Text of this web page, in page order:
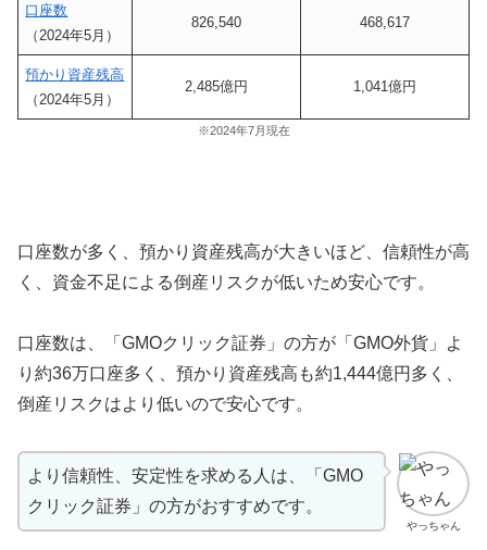
口座数
（2024年5月）
826,540 468,617
預かり資産残高
（2024年5月）
2,485億円 1,041億円
※2024年7月現在
口座数が多く、預かり資産残高が大きいほど、信頼性が高
く、資金不足による倒産リスクが低いため安心です。
口座数は、「GMOクリック証券」の方が「GMO外貨」よ
り約36万口座多く、預かり資産残高も約1,444億円多く、
倒産リスクはより低いので安心です。
やっちゃん
より信頼性、安定性を求める人は、「GMO
クリック証券」の方がおすすめです。